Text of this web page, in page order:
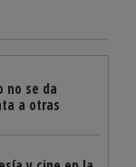
no se da
a otras